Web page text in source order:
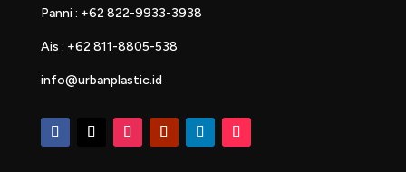
Panni : +62 822-9933-3938
Ais : +62 811-8805-538
info@urbanplastic.id